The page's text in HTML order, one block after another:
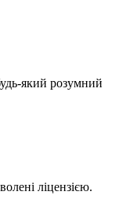
який розумний
ліцензією.